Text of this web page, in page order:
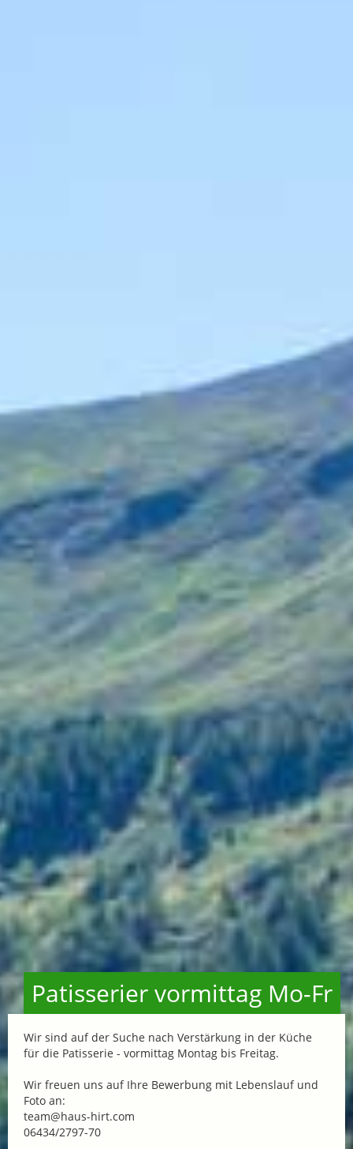
Patisserier vormittag Mo-Fr
Wir sind auf der Suche nach Verstärkung in der Küche
für die Patisserie - vormittag Montag bis Freitag.
Wir freuen uns auf Ihre Bewerbung mit Lebenslauf und
Foto an:
team@haus-hirt.com
06434/2797-70